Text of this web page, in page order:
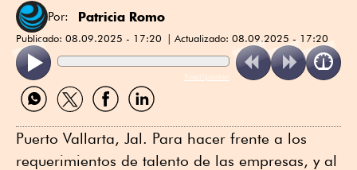
Por: Patricia Romo
Publicado: 08.09.2025 - 17:20 Actualizado: 08.09.2025 - 17:20
ReadSpeaker
Compartir
por
Compartir
por
Compartir
por
Compartir
por
Puerto Vallarta, Jal. Para hacer frente a los
requerimientos de talento de las empresas, y al